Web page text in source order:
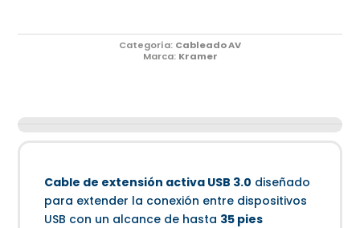
Categoría: Cableado AV
Marca: Kramer
Cable de extensión activa USB 3.0 diseñado
para extender la conexión entre dispositivos
USB con un alcance de hasta 35 pies